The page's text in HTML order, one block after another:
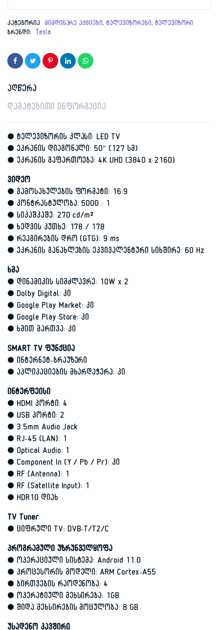
კატეგორია მიმდინარე აქციები,ტელევიზორები, ტელევიზორი
ბრენდი: Tesla
აღწერა
დამატებითი ინფორმაცია
• ტელევიზორის კლასი: LED TV
• ეკრანის დიაგონალი: 50″ (127 სმ)
• ეკრანის გაფართოება: 4K UHD (3840 x 2160)
ვიდეო
• გამოსახულების ფორმატი: 16:9
• კონტრასტულობა: 5000 : 1
• სიკაშკაშე: 270 cd/m²
• ხედვის კუთხე: 178 / 178
• რეაგირების დრო (GTG): 9 ms
• ეკრანის განახლების ეკვივალენტური სიხშირე: 60 Hz
ხმა
• დინამიკის სიმძლავრე: 10W x 2
• Dolby Digital: კი
• Google Play Market: კი
• Google Play Store: კი
• ხმით მართვა: კი
SMART TV ფუნქცია
• ინტერნეტ-ბრაუზერი
• აპლიკაციების მხარდაჭერა: კი
ინტერფეისი
• HDMI პორტი: 4
• USB პორტი: 2
• 3.5mm Audio Jack
• RJ-45 (LAN): 1
• Optical Audio: 1
• Component In (Y / Pb / Pr): კი
• RF (Antenna): 1
• RF (Satellite Input): 1
• HDR10 დიახ
TV Tuner
• ციფრული TV: DVB-T/T2/C
პროგრამული უზრუნველყოფა
• ოპერაციული სისტემა: Android 11.0
• პროცესორის მოდელი: ARM Cortex-A55
• ბირთვების რაოდენობა: 4
• ოპერატიული მეხსირება: 1GB
• შიდა მეხსირების მოცულობა: 8 GB